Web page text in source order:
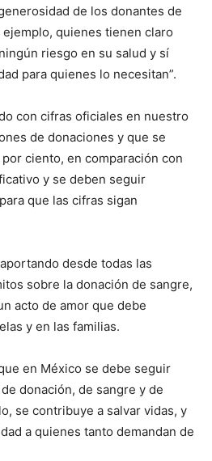
de los donantes de
quienes tienen claro
riesgo en su salud y sí
para quienes lo necesitan”.
con cifras oficiales en nuestro
de donaciones y que se
ciento, en comparación con
y se deben seguir
que las cifras sigan
desde todas las
sobre la donación de sangre,
acto de amor que debe
y en las familias.
en México se debe seguir
donación, de sangre y de
se contribuye a salvar vidas, y
a quienes tanto demandan de